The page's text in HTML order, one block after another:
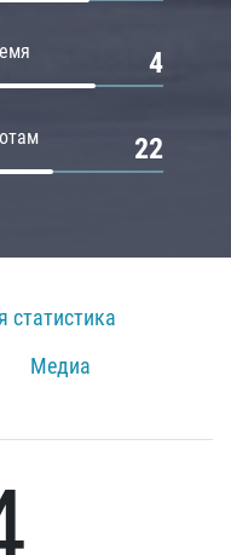
4
22
статистика
Медиа